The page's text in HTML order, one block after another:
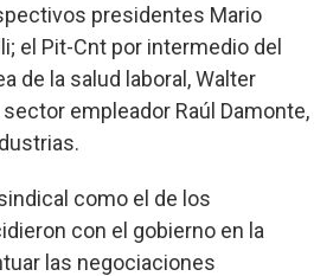
presidentes Mario
el Pit-Cnt por intermedio del
de la salud laboral, Walter
empleador Raúl Damonte,
como el de los
con el gobierno en la
las negociaciones